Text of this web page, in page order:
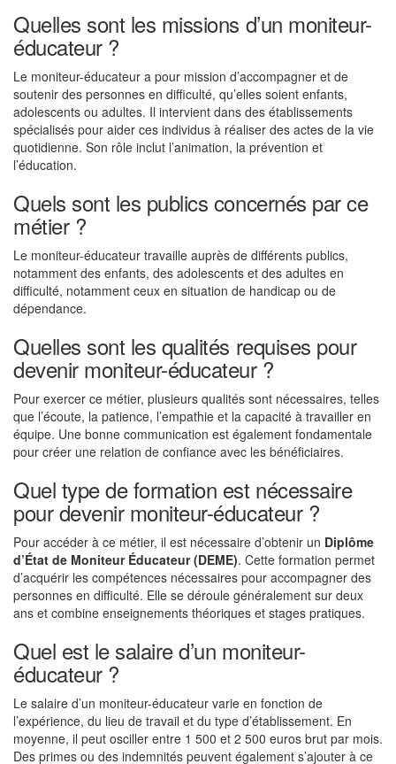
Quelles sont les missions d’un moniteur-
éducateur ?
Le moniteur-éducateur a pour mission d’accompagner et de
soutenir des personnes en difficulté, qu’elles soient enfants,
adolescents ou adultes. Il intervient dans des établissements
spécialisés pour aider ces individus à réaliser des actes de la vie
quotidienne. Son rôle inclut l’animation, la prévention et
l’éducation.
Quels sont les publics concernés par ce
métier ?
Le moniteur-éducateur travaille auprès de différents publics,
notamment des enfants, des adolescents et des adultes en
difficulté, notamment ceux en situation de handicap ou de
dépendance.
Quelles sont les qualités requises pour
devenir moniteur-éducateur ?
Pour exercer ce métier, plusieurs qualités sont nécessaires, telles
que l’écoute, la patience, l’empathie et la capacité à travailler en
équipe. Une bonne communication est également fondamentale
pour créer une relation de confiance avec les bénéficiaires.
Quel type de formation est nécessaire
pour devenir moniteur-éducateur ?
Pour accéder à ce métier, il est nécessaire d’obtenir un Diplôme
d’État de Moniteur Éducateur (DEME). Cette formation permet
d’acquérir les compétences nécessaires pour accompagner des
personnes en difficulté. Elle se déroule généralement sur deux
ans et combine enseignements théoriques et stages pratiques.
Quel est le salaire d’un moniteur-
éducateur ?
Le salaire d’un moniteur-éducateur varie en fonction de
l’expérience, du lieu de travail et du type d’établissement. En
moyenne, il peut osciller entre 1 500 et 2 500 euros brut par mois.
Des primes ou des indemnités peuvent également s’ajouter à ce